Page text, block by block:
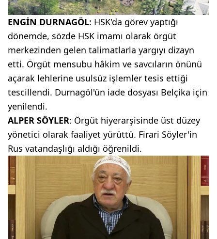
ENGİN DURNAGÖL: HSK'da görev yaptığı
dönemde, sözde HSK imamı olarak örgüt
merkezinden gelen talimatlarla yargıyı dizayn
etti. Örgüt mensubu hâkim ve savcıların önünü
açarak lehlerine usulsüz işlemler tesis ettiği
tescillendi. Durnagöl'ün iade dosyası Belçika için
yenilendi.
ALPER SÖYLER: Örgüt hiyerarşisinde üst düzey
yönetici olarak faaliyet yürüttü. Firari Söyler'in
Rus vatandaşlığı aldığı öğrenildi.